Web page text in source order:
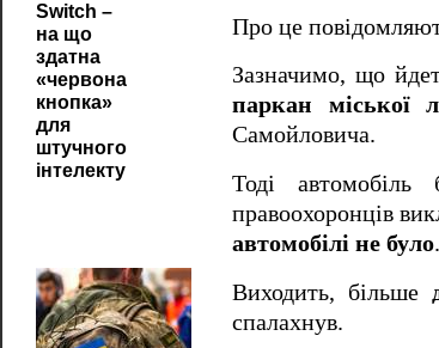
Switch –
на що
здатна
«червона
кнопка»
для
штучного
інтелекту
Про це
Зазначимо, що
паркан міської
Самойловича.
Тоді автомобіль
правоохоронців
автомобілі не було.
Виходить, більше
спалахнув.